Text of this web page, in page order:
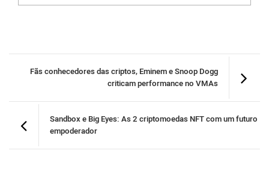
Fãs conhecedores das criptos, Eminem e Snoop Dogg
criticam performance no VMAs
Sandbox e Big Eyes: As 2 criptomoedas NFT com um futuro
empoderador